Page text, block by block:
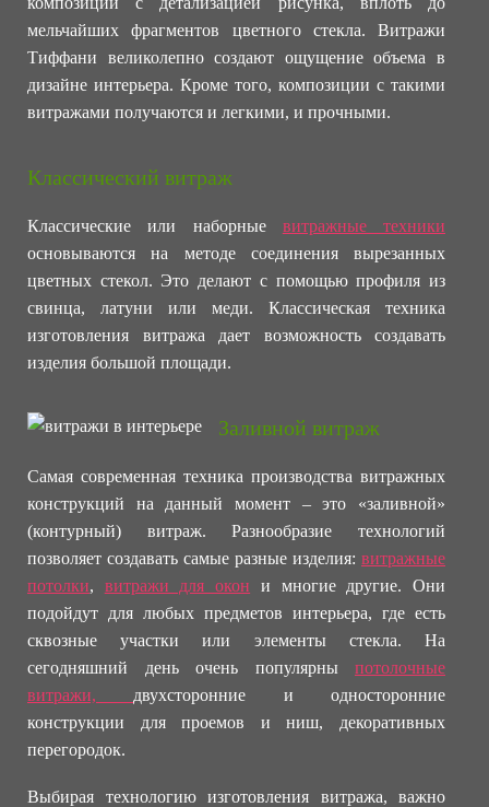
мельчайших фрагментов цветного стекла. Витражи
Тиффани великолепно создают ощущение объема в
дизайне интерьера. Кроме того, композиции с такими
витражами получаются и легкими, и прочными.
Классический витраж
Классические или наборные витражные техники
основываются на методе соединения вырезанных
цветных стекол. Это делают с помощью профиля из
свинца, латуни или меди. Классическая техника
изготовления витража дает возможность создавать
изделия большой площади.
Заливной витраж
Самая современная техника производства витражных
конструкций на данный момент – это «заливной»
(контурный) витраж. Разнообразие технологий
позволяет создавать самые разные изделия: витражные
потолки, витражи для окон и многие другие. Они
подойдут для любых предметов интерьера, где есть
сквозные участки или элементы стекла. На
сегодняшний день очень популярны потолочные
витражи, двухсторонние и односторонние
конструкции для проемов и ниш, декоративных
перегородок.
Выбирая технологию изготовления витража, важно